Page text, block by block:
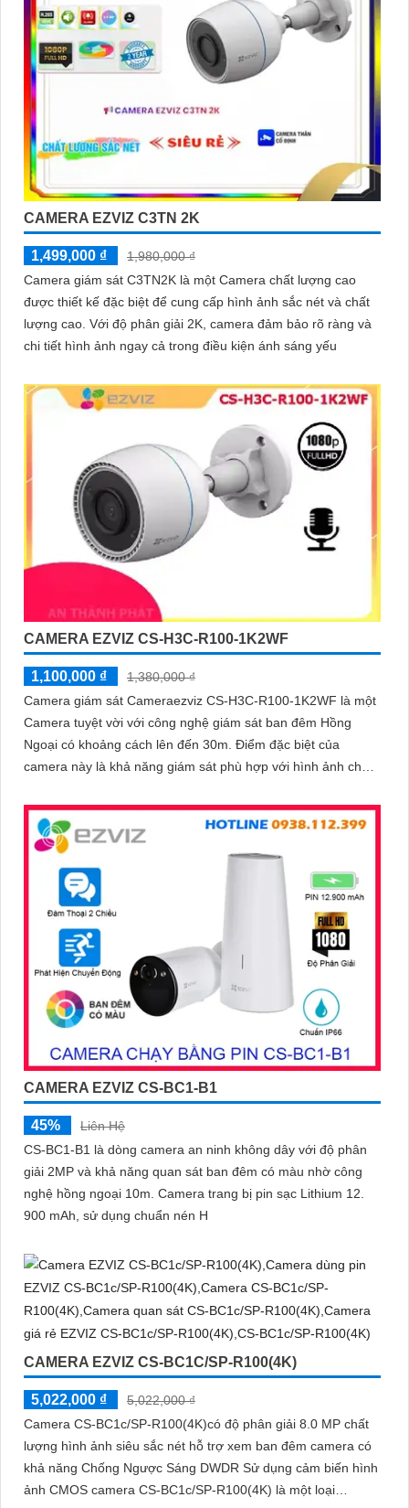
CAMERA EZVIZ C3TN 2K
1,499,000 ₫
1,980,000 ₫
Camera giám sát C3TN2K là một Camera chất lượng cao
được thiết kế đặc biệt để cung cấp hình ảnh sắc nét và chất
lượng cao. Với độ phân giải 2K, camera đảm bảo rõ ràng và
chi tiết hình ảnh ngay cả trong điều kiện ánh sáng yếu
CAMERA EZVIZ CS-H3C-R100-1K2WF
1,100,000 ₫
1,380,000 ₫
Camera giám sát Cameraezviz CS-H3C-R100-1K2WF là một
Camera tuyệt vời với công nghệ giám sát ban đêm Hồng
Ngoại có khoảng cách lên đến 30m. Điểm đặc biệt của
camera này là khả năng giám sát phù hợp với hình ảnh chất
CAMERA EZVIZ CS-BC1-B1
45%
Liên Hệ
CS-BC1-B1 là dòng camera an ninh không dây với độ phân
giải 2MP và khả năng quan sát ban đêm có màu nhờ công
nghệ hồng ngoại 10m. Camera trang bị pin sạc Lithium 12.
900 mAh, sử dụng chuẩn nén H
CAMERA EZVIZ CS-BC1C/SP-R100(4K)
5,022,000 ₫
5,022,000 ₫
Camera CS-BC1c/SP-R100(4K)có độ phân giải 8.0 MP chất
lượng hình ảnh siêu sắc nét hỗ trợ xem ban đêm camera có
khả năng Chống Ngược Sáng DWDR Sử dụng cảm biến hình
ảnh CMOS camera CS-BC1c/SP-R100(4K) là một loại